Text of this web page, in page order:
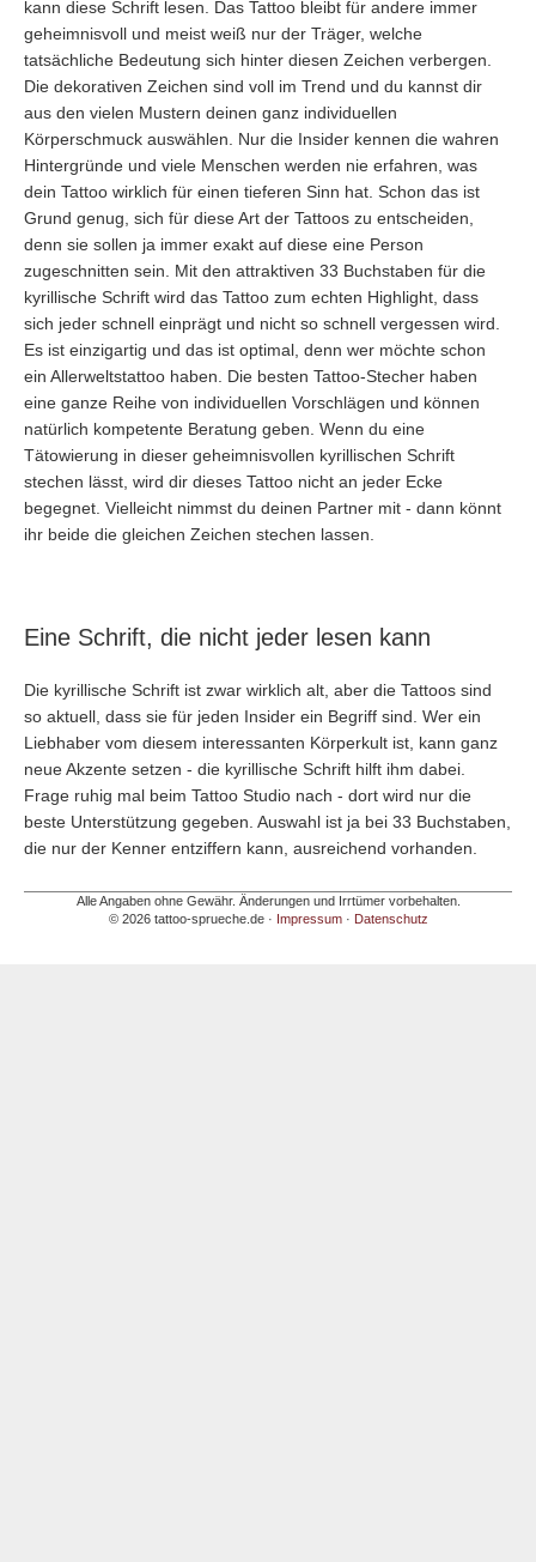
kann diese Schrift lesen. Das Tattoo bleibt für andere immer
geheimnisvoll und meist weiß nur der Träger, welche
tatsächliche Bedeutung sich hinter diesen Zeichen verbergen.
Die dekorativen Zeichen sind voll im Trend und du kannst dir
aus den vielen Mustern deinen ganz individuellen
Körperschmuck auswählen. Nur die Insider kennen die wahren
Hintergründe und viele Menschen werden nie erfahren, was
dein Tattoo wirklich für einen tieferen Sinn hat. Schon das ist
Grund genug, sich für diese Art der Tattoos zu entscheiden,
denn sie sollen ja immer exakt auf diese eine Person
zugeschnitten sein. Mit den attraktiven 33 Buchstaben für die
kyrillische Schrift wird das Tattoo zum echten Highlight, dass
sich jeder schnell einprägt und nicht so schnell vergessen wird.
Es ist einzigartig und das ist optimal, denn wer möchte schon
ein Allerweltstattoo haben. Die besten Tattoo-Stecher haben
eine ganze Reihe von individuellen Vorschlägen und können
natürlich kompetente Beratung geben. Wenn du eine
Tätowierung in dieser geheimnisvollen kyrillischen Schrift
stechen lässt, wird dir dieses Tattoo nicht an jeder Ecke
begegnet. Vielleicht nimmst du deinen Partner mit - dann könnt
ihr beide die gleichen Zeichen stechen lassen.
Eine Schrift, die nicht jeder lesen kann
Die kyrillische Schrift ist zwar wirklich alt, aber die Tattoos sind
so aktuell, dass sie für jeden Insider ein Begriff sind. Wer ein
Liebhaber vom diesem interessanten Körperkult ist, kann ganz
neue Akzente setzen - die kyrillische Schrift hilft ihm dabei.
Frage ruhig mal beim Tattoo Studio nach - dort wird nur die
beste Unterstützung gegeben. Auswahl ist ja bei 33 Buchstaben,
die nur der Kenner entziffern kann, ausreichend vorhanden.
Alle Angaben ohne Gewähr. Änderungen und Irrtümer vorbehalten.
© 2026 tattoo-sprueche.de · Impressum· Datenschutz